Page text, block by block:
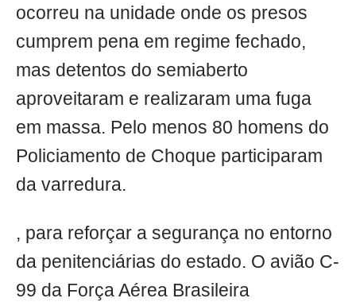
ocorreu na unidade onde os presos
cumprem pena em regime fechado,
mas detentos do semiaberto
aproveitaram e realizaram uma fuga
em massa. Pelo menos 80 homens do
Policiamento de Choque participaram
da varredura.
, para reforçar a segurança no entorno
da penitenciárias do estado. O avião C-
99 da Força Aérea Brasileira